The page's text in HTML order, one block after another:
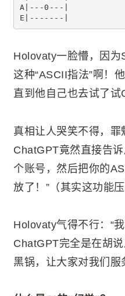
A|---0---|
E|-------|
Holovaty一脸懵，因
这种“ASCII指法”啊！
直到他自己也去试了试
真相让人哭笑不得，罪
ChatGPT竟然直接告
个账号，然后把你的
放了！”（其实这功能压
Holovaty气得不行：“
ChatGPT完全是在胡
黑锅，让大家对我们服